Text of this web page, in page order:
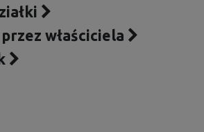
właściciela